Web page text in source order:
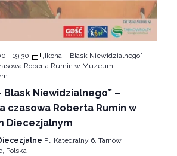
- 19:30
„Ikona – Blask Niewidzialnego” –
Roberta Rumin w Muzeum
Blask Niewidzialnego” –
czasowa Roberta Rumin w
Diecezjalnym
Pl. Katedralny 6, Tarnów,
Polska